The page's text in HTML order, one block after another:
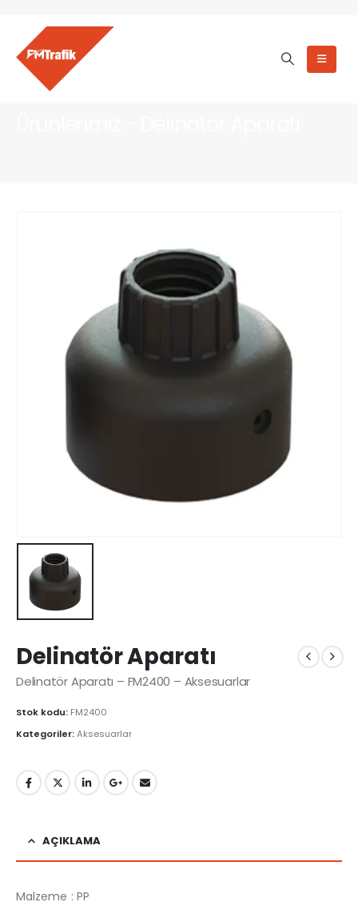
Delinatör Aparatı
Delinatör Aparatı – FM2400 – Aksesuarlar
Stok kodu: FM2400
Kategoriler:Aksesuarlar
AÇIKLAMA
Malzeme : PP